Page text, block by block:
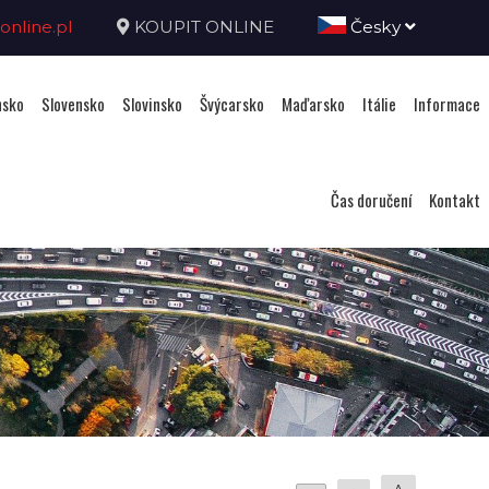
KOUPIT ONLINE Česky
Slovensko Slovinsko Švýcarsko Maďarsko Itálie Informace
Čas doručení Kontakt